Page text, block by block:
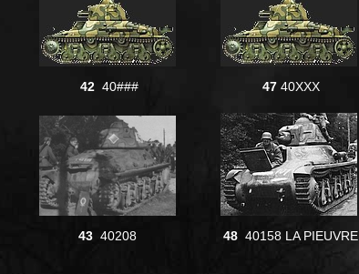
4240### 47 40XXX
43 40208 48 40158 LA PIEUVRE